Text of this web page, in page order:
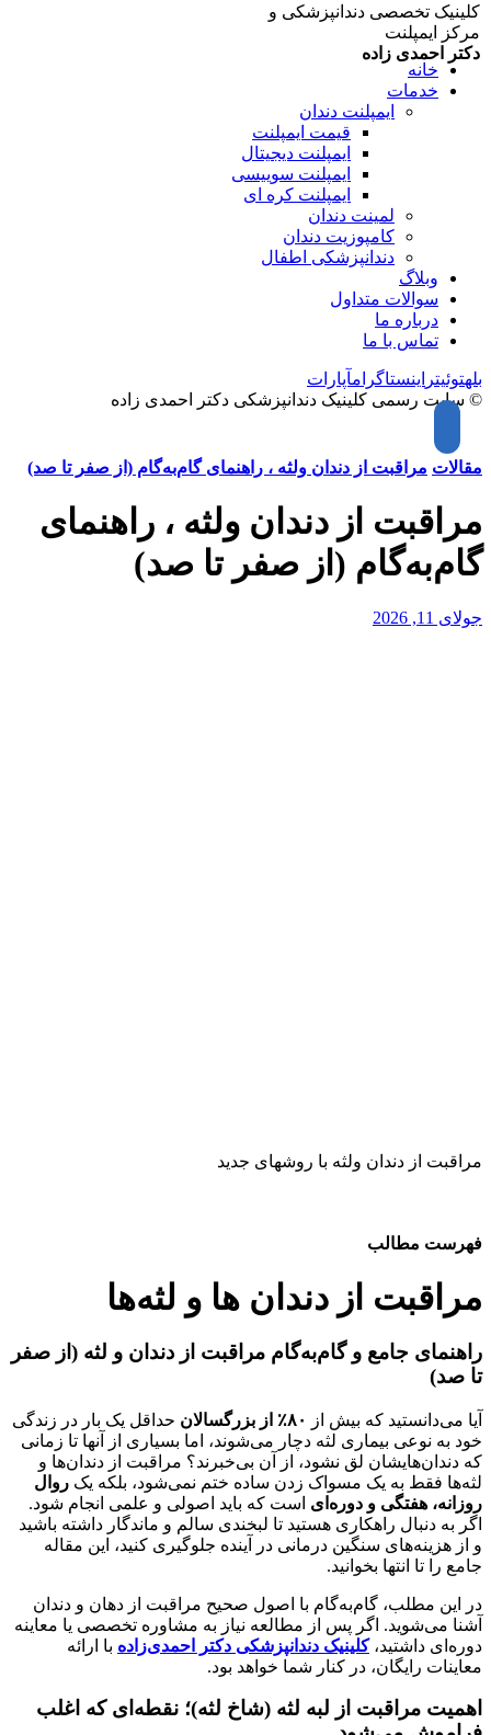
کلینیک تخصصی دندانپزشکی و
مرکز ایمپلنت
دکتر احمدی زاده
خانه
خدمات
ایمپلنت دندان
قیمت ایمپلنت
ایمپلنت دیجیتال
ایمپلنت سوییسی
ایمپلنت کره ای
لمینت دندان
کامپوزیت دندان
دندانپزشکی اطفال
وبلاگ
سوالات متداول
درباره ما
تماس با ما
بلهتوئیتر اینستاگرامآپارات
© سایت رسمی کلینیک دندانپزشکی دکتر احمدی زاده
مقالات مراقبت از دندان ولثه ، راهنمای گام‌به‌گام (از صفر تا صد)
مراقبت از دندان ولثه ، راهنمای
گام‌به‌گام (از صفر تا صد)
جولای 11, 2026
مراقبت از دندان ولثه با روشهای جدید
فهرست مطالب
مراقبت از دندان‌ ها و لثه‌ها
راهنمای جامع و گام‌به‌گام مراقبت از دندان و لثه (از صفر
تا صد)
آیا می‌دانستید که بیش از ۸۰٪ از بزرگسالان حداقل یک بار در زندگی
خود به نوعی بیماری لثه دچار می‌شوند، اما بسیاری از آنها تا زمانی
که دندان‌هایشان لق نشود، از آن بی‌خبرند؟ مراقبت از دندان‌ها و
لثه‌ها فقط به یک مسواک زدن ساده ختم نمی‌شود، بلکه یک روال
روزانه، هفتگی و دوره‌ای است که باید اصولی و علمی انجام شود.
اگر به دنبال راهکاری هستید تا لبخندی سالم و ماندگار داشته باشید
و از هزینه‌های سنگین درمانی در آینده جلوگیری کنید، این مقاله
جامع را تا انتها بخوانید.
در این مطلب، گام‌به‌گام با اصول صحیح مراقبت از دهان و دندان
آشنا می‌شوید. اگر پس از مطالعه نیاز به مشاوره تخصصی یا معاینه
دوره‌ای داشتید،کلینیک دندانپزشکی دکتر احمدی‌زاده با ارائه
معاینات رایگان، در کنار شما خواهد بود.
اهمیت مراقبت از لبه لثه (شاخ لثه)؛ نقطه‌ای که اغلب